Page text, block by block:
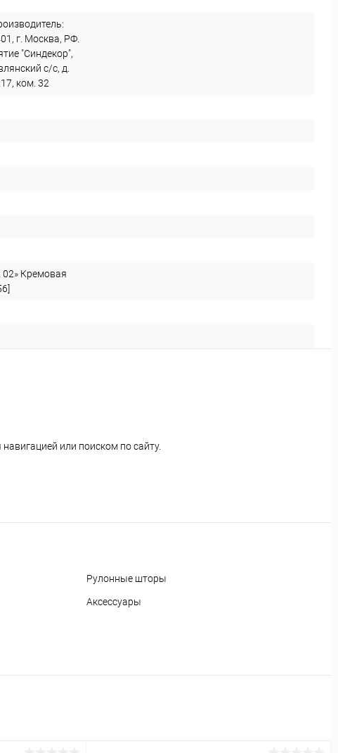
г. Москва, РФ.
"Синдекор",
с/с, д.
ком. 32
Кремовая
или поиском по сайту.
Рулонные шторы
Аксессуары